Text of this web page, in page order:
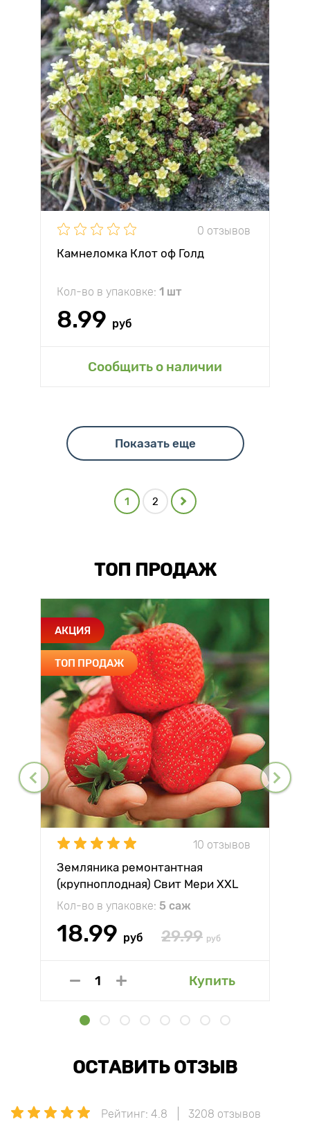
0 отзывов
Камнеломка Клот оф Голд
Кол-во в упаковке: 1 шт
8.99 руб
Сообщить о наличии
Показать еще
1 2
ТОП ПРОДАЖ
АКЦИЯ
ТОП ПРОДАЖ
10 отзывов
Земляника ремонтантная
(крупноплодная) Свит Мери XXL
Кол-во в упаковке: 5 саж
18.99 руб 29.99 руб
Купить
ОСТАВИТЬ ОТЗЫВ
Рейтинг: 4.8 3208 отзывов